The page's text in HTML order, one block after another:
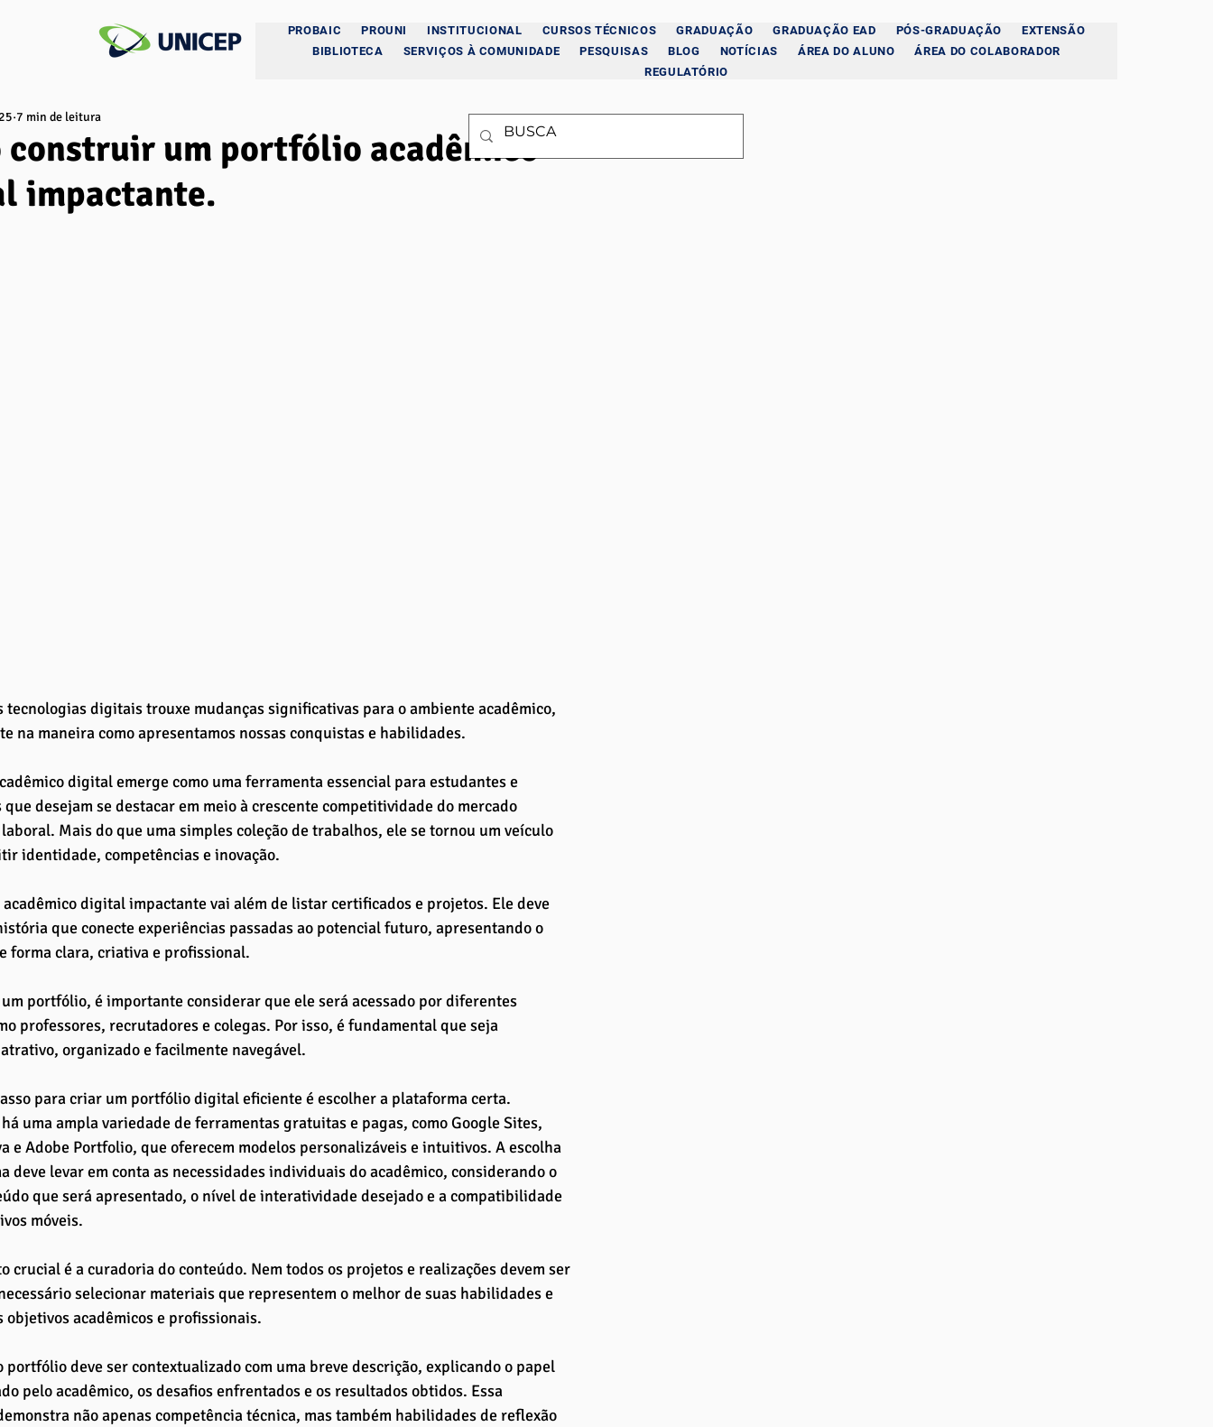
PROBAIC PROUNI INSTITUCIONAL CURSOS TÉCNICOS GRADUAÇÃO GRADUAÇÃO EAD PÓS-GRADUAÇÃO
EXTENSÃO
BIBLIOTECA
SERVIÇOS À COMUNIDADE PESQUISAS BLOG NOTÍCIAS ÁREA DO ALUNO
ÁREA DO COLABORADOR
REGULATÓRIO
construir um portfólio acadêmico
impactante.
7 min de leitura
tecnologias digitais trouxe mudanças significativas para o ambiente acadêmico,
na maneira como apresentamos nossas conquistas e habilidades.
digital emerge como uma ferramenta essencial para estudantes e
desejam se destacar em meio à crescente competitividade do mercado
Mais do que uma simples coleção de trabalhos, ele se tornou um veículo
identidade, competências e inovação.
digital impactante vai além de listar certificados e projetos. Ele deve
que conecte experiências passadas ao potencial futuro, apresentando o
forma clara, criativa e profissional.
portfólio, é importante considerar que ele será acessado por diferentes
professores, recrutadores e colegas. Por isso, é fundamental que seja
organizado e facilmente navegável.
para criar um portfólio digital eficiente é escolher a plataforma certa.
uma ampla variedade de ferramentas gratuitas e pagas, como Google Sites,
e Adobe Portfolio, que oferecem modelos personalizáveis e intuitivos. A escolha
deve levar em conta as necessidades individuais do acadêmico, considerando o
que será apresentado, o nível de interatividade desejado e a compatibilidade
móveis.
crucial é a curadoria do conteúdo. Nem todos os projetos e realizações devem ser
selecionar materiais que representem o melhor de suas habilidades e
objetivos acadêmicos e profissionais.
portfólio deve ser contextualizado com uma breve descrição, explicando o papel
pelo acadêmico, os desafios enfrentados e os resultados obtidos. Essa
não apenas competência técnica, mas também habilidades de reflexão